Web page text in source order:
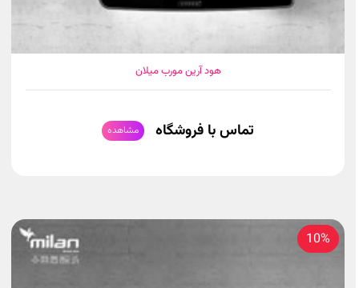
هود آرین مورب میلان
تماس با فروشگاه مشاهده
10%